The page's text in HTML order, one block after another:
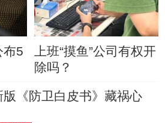
布5
上班“摸鱼”公司有权开
除吗？
版《防卫白皮书》藏祸心